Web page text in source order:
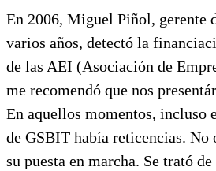
En 2006, Miguel Piñol, gerente
varios años, detectó la
de las AEI (Asociación de
me recomendó que nos
En aquellos momentos, incluso
de GSBIT había reticencias. No
su puesta en marcha. Se trató